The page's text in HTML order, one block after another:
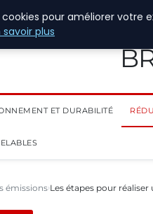
ET DURABILITÉ
émissions Les étapes pour
cookies pour améliorer votre
savoir plus